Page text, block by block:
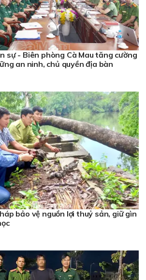
sự - Biên phòng Cà Mau tăng cường
an ninh, chủ quyền địa bàn
bảo vệ nguồn lợi thuỷ sản, giữ gìn